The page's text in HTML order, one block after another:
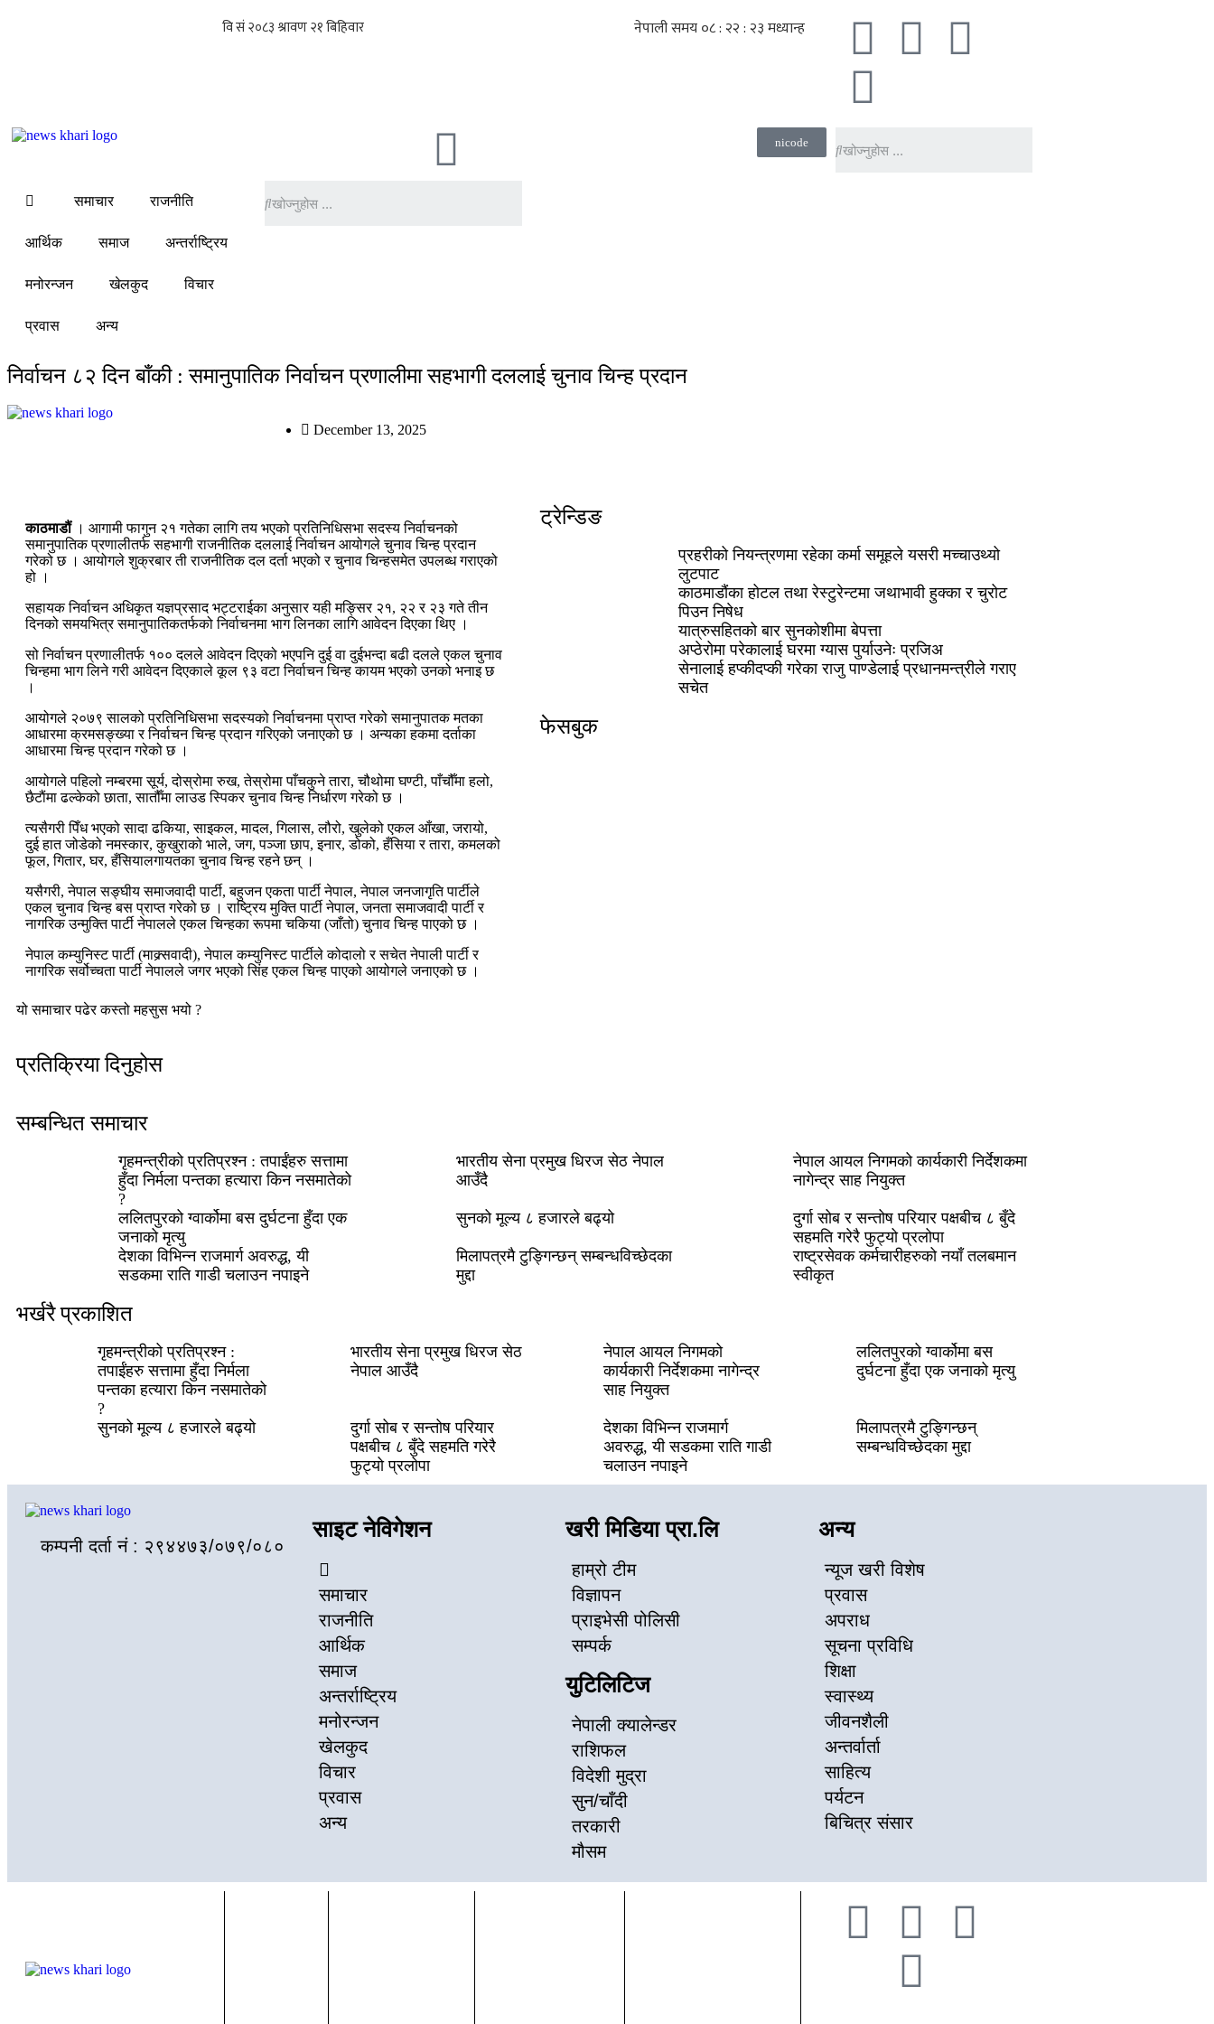
nicode
समाचार राजनीति
आर्थिक समाज अन्तर्राष्ट्रिय
मनोरन्जन खेलकुद विचार
प्रवास अन्य
निर्वाचन ८२ दिन बाँकी : समानुपातिक निर्वाचन प्रणालीमा सहभागी दललाई चुनाव चिन्ह प्रदान
December 13, 2025
काठमाडौं। आगामी फागुन २१ गतेका लागि तय भएको प्रतिनिधिसभा सदस्य निर्वाचनको
समानुपातिक प्रणालीतर्फ सहभागी राजनीतिक दललाई निर्वाचन आयोगले चुनाव चिन्ह प्रदान
गरेको छ । आयोगले शुक्रबार ती राजनीतिक दल दर्ता भएको र चुनाव चिन्हसमेत उपलब्ध गराएको
हो ।
सहायक निर्वाचन अधिकृत यज्ञप्रसाद भट्टराईका अनुसार यही मङ्सिर २१, २२ र २३ गते तीन
दिनको समयभित्र समानुपातिकतर्फको निर्वाचनमा भाग लिनका लागि आवेदन दिएका थिए ।
सो निर्वाचन प्रणालीतर्फ १०० दलले आवेदन दिएको भएपनि दुई वा दुईभन्दा बढी दलले एकल चुनाव
चिन्हमा भाग लिने गरी आवेदन दिएकाले कूल ९३ वटा निर्वाचन चिन्ह कायम भएको उनको भनाइ छ
।
आयोगले २०७९ सालको प्रतिनिधिसभा सदस्यको निर्वाचनमा प्राप्त गरेको समानुपातक मतका
आधारमा क्रमसङ्ख्या र निर्वाचन चिन्ह प्रदान गरिएको जनाएको छ । अन्यका हकमा दर्ताका
आधारमा चिन्ह प्रदान गरेको छ ।
आयोगले पहिलो नम्बरमा सूर्य, दोस्रोमा रुख, तेस्रोमा पाँचकुने तारा, चौथोमा घण्टी, पाँचौँमा हलो,
छैटाैंमा ढल्केको छाता, सातौँमा लाउड स्पिकर चुनाव चिन्ह निर्धारण गरेको छ ।
त्यसैगरी पिँध भएको सादा ढकिया, साइकल, मादल, गिलास, लौरो, खुलेको एकल आँखा, जरायो,
दुई हात जोडेको नमस्कार, कुखुराको भाले, जग, पञ्जा छाप, इनार, डोको, हँसिया र तारा, कमलको
फूल, गितार, घर, हँसियालगायतका चुनाव चिन्ह रहने छन् ।
यसैगरी, नेपाल सङ्घीय समाजवादी पार्टी, बहुजन एकता पार्टी नेपाल, नेपाल जनजागृति पार्टीले
एकल चुनाव चिन्ह बस प्राप्त गरेको छ । राष्ट्रिय मुक्ति पार्टी नेपाल, जनता समाजवादी पार्टी र
नागरिक उन्मुक्ति पार्टी नेपालले एकल चिन्हका रूपमा चकिया (जाँतो) चुनाव चिन्ह पाएको छ ।
नेपाल कम्युनिस्ट पार्टी (माक्र्सवादी), नेपाल कम्युनिस्ट पार्टीले कोदालो र सचेत नेपाली पार्टी र
नागरिक सर्वोच्चता पार्टी नेपालले जगर भएको सिंह एकल चिन्ह पाएको आयोगले जनाएको छ ।
यो समाचार पढेर कस्तो महसुस भयो ?
प्रतिक्रिया दिनुहोस
ट्रेन्डिङ
प्रहरीको नियन्त्रणमा रहेका कर्मा समूहले यसरी मच्चाउथ्यो
लुटपाट
काठमाडौंका होटल तथा रेस्टुरेन्टमा जथाभावी हुक्का र चुरोट
पिउन निषेध
यात्रुसहितको बार सुनकोशीमा बेपत्ता
अप्ठेरोमा परेकालाई घरमा ग्यास पुर्याउनेः प्रजिअ
सेनालाई हप्कीदप्की गरेका राजु पाण्डेलाई प्रधानमन्त्रीले गराए
सचेत
फेसबुक
सम्बन्धित समाचार
गृहमन्त्रीको प्रतिप्रश्न : तपाईंहरु सत्तामा
हुँदा निर्मला पन्तका हत्यारा किन नसमातेको
?
भारतीय सेना प्रमुख धिरज सेठ नेपाल
आउँदै
नेपाल आयल निगमको कार्यकारी निर्देशकमा
नागेन्द्र साह नियुक्त
ललितपुरको ग्वार्कोमा बस दुर्घटना हुँदा एक
जनाको मृत्यु
सुनको मूल्य ८ हजारले बढ्यो
दुर्गा सोब र सन्तोष परियार पक्षबीच ८ बुँदे
सहमति गरेरै फुट्यो प्रलोपा
देशका विभिन्न राजमार्ग अवरुद्ध, यी
सडकमा राति गाडी चलाउन नपाइने
मिलापत्रमै टुङ्गिन्छन् सम्बन्धविच्छेदका
मुद्दा
राष्ट्रसेवक कर्मचारीहरुको नयाँ तलबमान
स्वीकृत
भर्खरै प्रकाशित
गृहमन्त्रीको प्रतिप्रश्न :
तपाईंहरु सत्तामा हुँदा निर्मला
पन्तका हत्यारा किन नसमातेको
?
भारतीय सेना प्रमुख धिरज सेठ
नेपाल आउँदै
नेपाल आयल निगमको
कार्यकारी निर्देशकमा नागेन्द्र
साह नियुक्त
ललितपुरको ग्वार्कोमा बस
दुर्घटना हुँदा एक जनाको मृत्यु
सुनको मूल्य ८ हजारले बढ्यो
दुर्गा सोब र सन्तोष परियार
पक्षबीच ८ बुँदे सहमति गरेरै
फुट्यो प्रलोपा
देशका विभिन्न राजमार्ग
अवरुद्ध, यी सडकमा राति गाडी
चलाउन नपाइने
मिलापत्रमै टुङ्गिन्छन्
सम्बन्धविच्छेदका मुद्दा
कम्पनी दर्ता नं : २९४४७३/०७९/०८०
साइट नेविगेशन
समाचार
राजनीति
आर्थिक
समाज
अन्तर्राष्ट्रिय
मनोरन्जन
खेलकुद
विचार
प्रवास
अन्य
खरी मिडिया प्रा.लि
हाम्रो टीम
विज्ञापन
प्राइभेसी पोलिसी
सम्पर्क
युटिलिटिज
नेपाली क्यालेन्डर
राशिफल
विदेशी मुद्रा
सुन/चाँदी
तरकारी
मौसम
अन्य
न्यूज खरी विशेष
प्रवास
अपराध
सूचना प्रविधि
शिक्षा
स्वास्थ्य
जीवनशैली
अन्तर्वार्ता
साहित्य
पर्यटन
बिचित्र संसार